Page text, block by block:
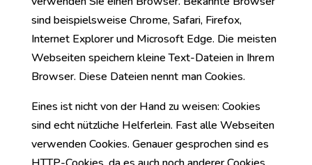
sind beispielsweise Chrome, Safari, Firefox,
Internet Explorer und Microsoft Edge. Die meisten
Webseiten speichern kleine Text-Dateien in Ihrem
Browser. Diese Dateien nennt man Cookies.
Eines ist nicht von der Hand zu weisen: Cookies
sind echt nützliche Helferlein. Fast alle Webseiten
verwenden Cookies. Genauer gesprochen sind es